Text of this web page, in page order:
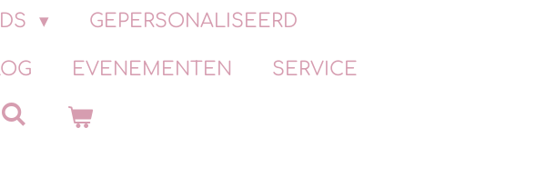
GEPERSONALISEERD
EVENEMENTEN SERVICE